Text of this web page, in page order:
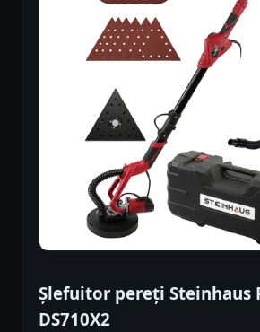
Șlefuitor pereți Steinhaus
DS710X2